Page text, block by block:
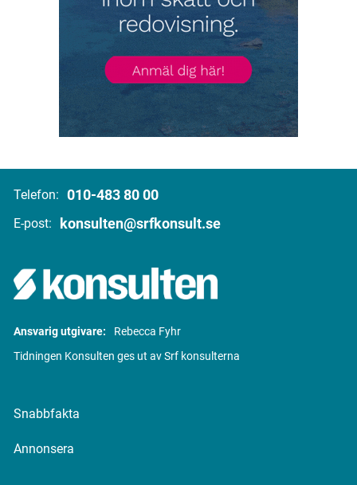
Telefon: 010-483 80 00
E-post: konsulten@srfkonsult.se
Ansvarig utgivare:
Rebecca Fyhr
Tidningen Konsulten ges ut av Srf konsulterna
Snabbfakta
Annonsera